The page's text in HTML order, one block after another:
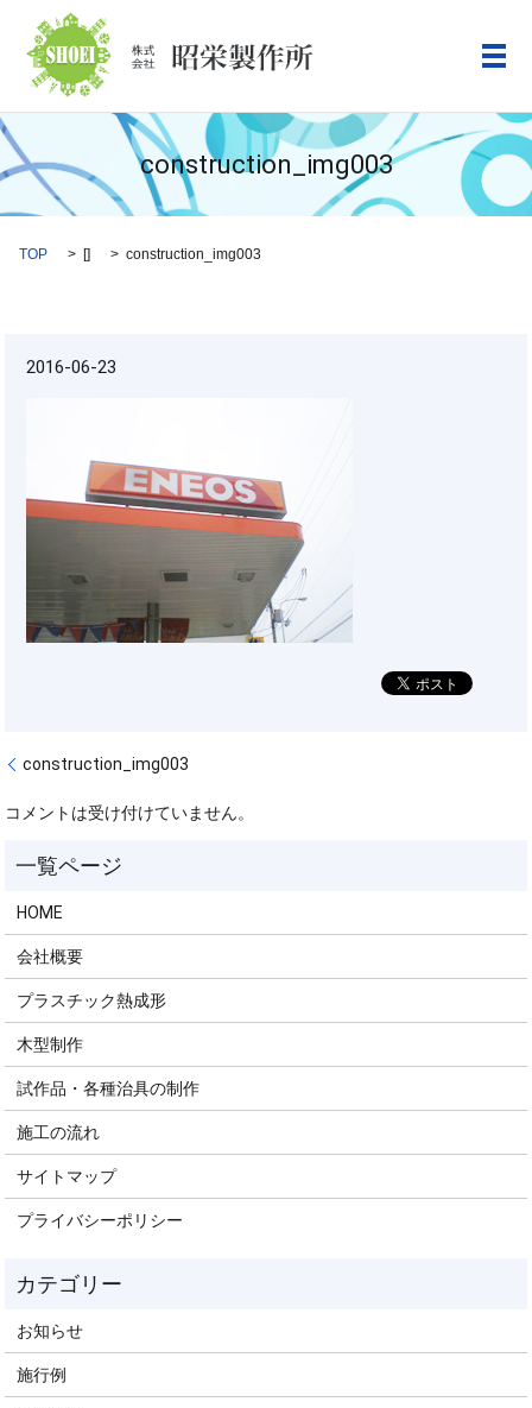
メ
construction_img003
TOP [] construction_img003
2016-06-23
construction_img003
コメントは受け付けていません。
HOME
会社概要
プラスチック熱成形
木型制作
試作品・各種治具の制作
施工の流れ
サイトマップ
プライバシーポリシー
お知らせ
施行例